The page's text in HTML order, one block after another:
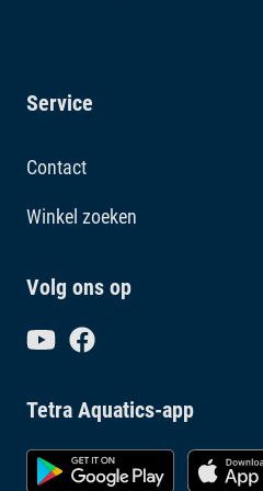
Service
Contact
Winkel zoeken
Volg ons op
Tetra Aquatics-app